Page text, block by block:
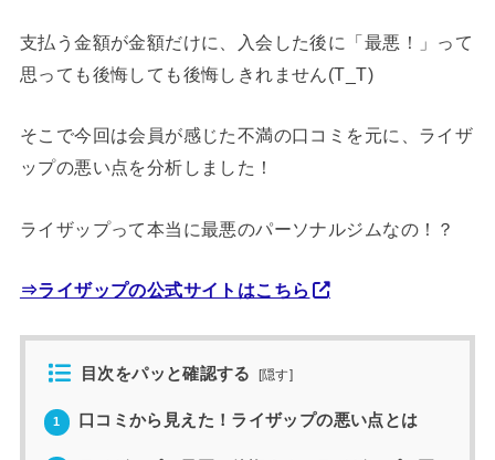
支払う金額が金額だけに、入会した後に「最悪！」って
思っても後悔しても後悔しきれません(T_T)
そこで今回は会員が感じた不満の口コミを元に、ライザ
ップの悪い点を分析しました！
ライザップって本当に最悪のパーソナルジムなの！？
⇒ライザップの公式サイトはこちら
目次をパッと確認する [隠す]
1 口コミから見えた！ライザップの悪い点とは